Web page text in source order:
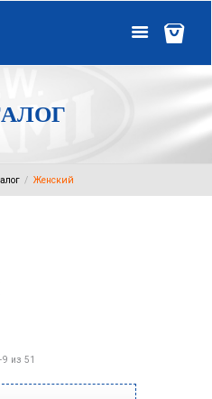
АЛОГ
Женский
из 51